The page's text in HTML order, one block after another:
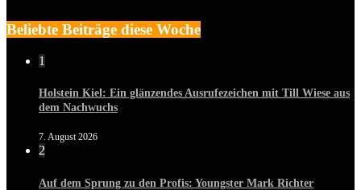
Beliebte Beiträge diese Woche
1
Holstein Kiel: Ein glänzendes Ausrufezeichen mit Till Wiese aus
dem Nachwuchs
7. August 2026
2
Auf dem Sprung zu den Profis: Youngster Mark Richter